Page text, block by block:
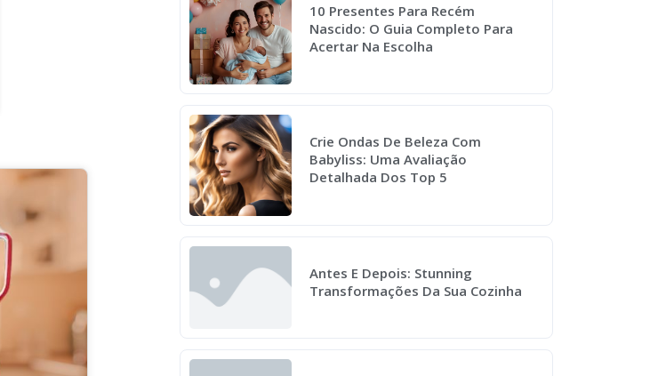
10 Presentes Para Recém
Nascido: O Guia Completo Para
Acertar Na Escolha
Crie Ondas De Beleza Com
Babyliss: Uma Avaliação
Detalhada Dos Top 5
Antes E Depois: Stunning
Transformações Da Sua Cozinha